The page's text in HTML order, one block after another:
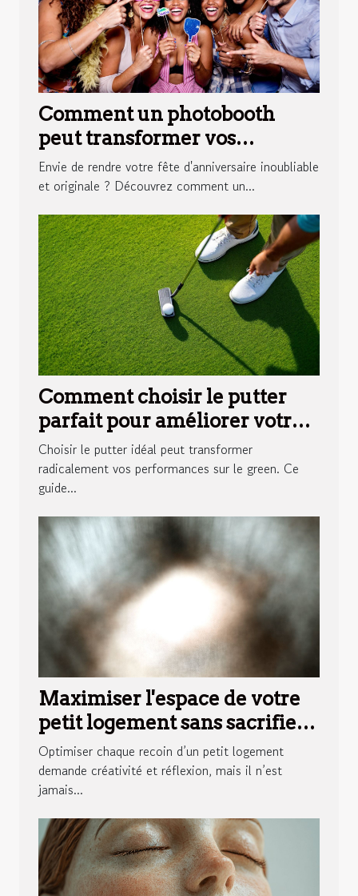
Comment un photobooth
peut transformer vos
anniversaires ?
Envie de rendre votre fête d'anniversaire inoubliable
et originale ? Découvrez comment un...
Comment choisir le putter
parfait pour améliorer votre
jeu ?
Choisir le putter idéal peut transformer
radicalement vos performances sur le green. Ce
guide...
Maximiser l'espace de votre
petit logement sans sacrifier
le style
Optimiser chaque recoin d’un petit logement
demande créativité et réflexion, mais il n’est
jamais...